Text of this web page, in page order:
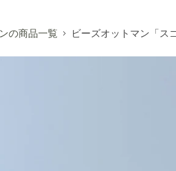
の商品一覧 ビーズオットマン「ス